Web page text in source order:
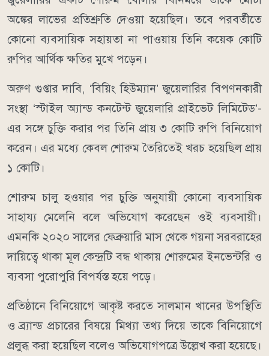
অঙ্কের লাভের প্রতিশ্রুতি দেওয়া হয়েছিল। তবে পরবর্তীতে
কোনো ব্যবসায়িক সহায়তা না পাওয়ায় তিনি কয়েক কোটি
রুপির আর্থিক ক্ষতির মুখে পড়েন।
অরুণ গুপ্তার দাবি, ‘বিয়িং হিউম্যান’ জুয়েলারির বিপণনকারী
সংস্থা ‘স্টাইল অ্যান্ড কনটেন্ট জুয়েলারি প্রাইভেট লিমিটেড’-
এর সঙ্গে চুক্তি করার পর তিনি প্রায় ৩ কোটি রুপি বিনিয়োগ
করেন। এর মধ্যে কেবল শোরুম তৈরিতেই খরচ হয়েছিল প্রায়
১ কোটি।
শোরুম চালু হওয়ার পর চুক্তি অনুযায়ী কোনো ব্যবসায়িক
সাহায্য মেলেনি বলে অভিযোগ করেছেন ওই ব্যবসায়ী।
এমনকি ২০২০ সালের ফেব্রুয়ারি মাস থেকে গয়না সরবরাহের
দায়িত্বে থাকা মূল কেন্দ্রটি বন্ধ থাকায় শোরুমের ইনভেন্টরি ও
ব্যবসা পুরোপুরি বিপর্যস্ত হয়ে পড়ে।
প্রতিষ্ঠানে বিনিয়োগে আকৃষ্ট করতে সালমান খানের উপস্থিতি
ও ব্র্যান্ড প্রচারের বিষয়ে মিথ্যা তথ্য দিয়ে তাকে বিনিয়োগে
প্রলুব্ধ করা হয়েছিল বলেও অভিযোগপত্রে উল্লেখ করা হয়েছে।